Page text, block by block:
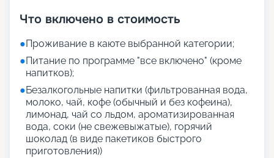
Что включено в стоимость
●Проживание в каюте выбранной категории;
●Питание по программе "все включено" (кроме
напитков);
●Безалкогольные напитки (фильтрованная вода,
молоко, чай, кофе (обычный и без кофеина),
лимонад, чай со льдом, ароматизированная
вода, соки (не свежевыжатые), горячий
шоколад (в виде пакетиков быстрого
приготовления))